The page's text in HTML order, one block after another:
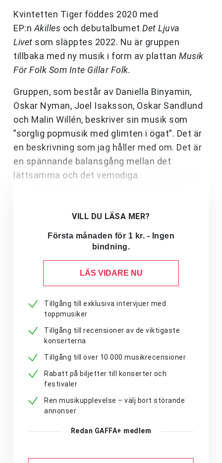
Kvintetten Tiger föddes 2020 med
EP:n Akilles och debutalbumet Det Ljuva
Livet som släpptes 2022. Nu är gruppen
tillbaka med ny musik i form av plattan Musik
För Folk Som Inte Gillar Folk.
Gruppen, som består av Daniella Binyamin,
Oskar Nyman, Joel Isaksson, Oskar Sandlund
och Malin Willén, beskriver sin musik som
”sorglig popmusik med glimten i ögat”. Det är
en beskrivning som jag håller med om. Det är
en spännande balansgång mellan det
lättsamma och det vemodiga.
VILL DU LÄSA MER?
Första månaden för 1 kr. - Ingen
bindning.
LÄS VIDARE NU
Tillgång till exklusiva intervjuer med
toppmusiker
Tillgång till recensioner av de viktigaste
konserterna
Tillgång till över 10 000 musikrecensioner
Rabatt på biljetter till konserter och
festivaler
Ren musikupplevelse – välj bort störande
annonser
Redan GAFFA+ medlem